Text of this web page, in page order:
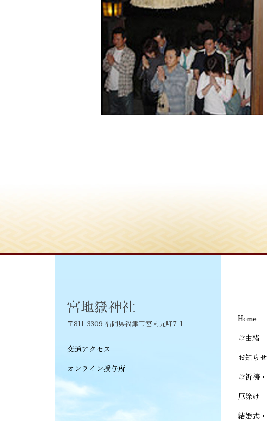
Home
ご由緒
お知らせ
ご祈祷
厄除け
結婚式
宮地嶽神社
〒811-3309 福岡県福津市宮司元町7-1
交通アクセス
オンライン授与所